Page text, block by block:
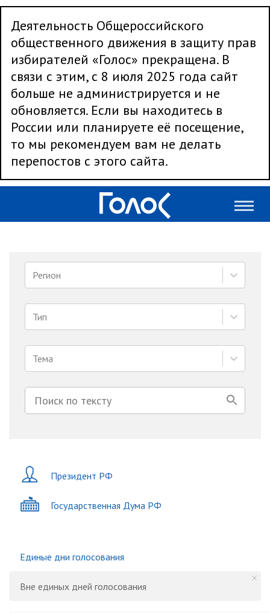
Деятельность Общероссийского
общественного движения в защиту прав
избирателей «Голос» прекращена. В
связи с этим, с 8 июля 2025 года сайт
больше не администрируется и не
обновляется. Если вы находитесь в
России или планируете её посещение,
то мы рекомендуем вам не делать
перепостов с этого сайта.
Регион
Тип
Тема
Президент РФ
Государственная Дума РФ
Единые дни голосования
Вне единых дней голосования